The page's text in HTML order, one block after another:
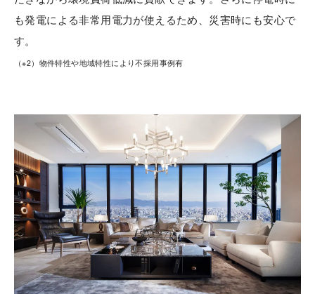
も発電による非常用電力が使えるため、災害時にも安心で
す。
（※2）物件特性や地域特性により不採用事例有